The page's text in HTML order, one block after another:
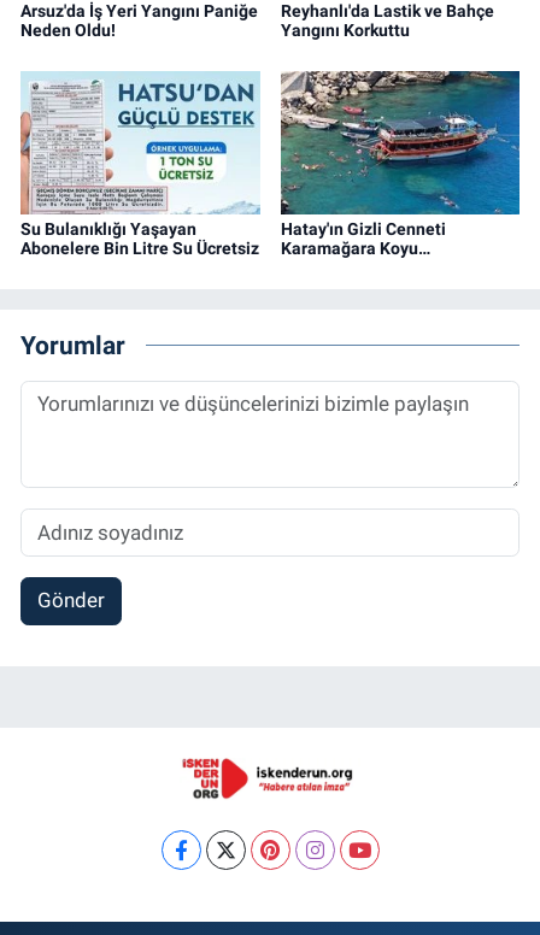
Arsuz'da İş Yeri Yangını Paniğe
Neden Oldu!
Reyhanlı'da Lastik ve Bahçe
Yangını Korkuttu
Su Bulanıklığı Yaşayan
Abonelere Bin Litre Su Ücretsiz
Hatay'ın Gizli Cenneti
Karamağara Koyu…
Yorumlar
Gönder